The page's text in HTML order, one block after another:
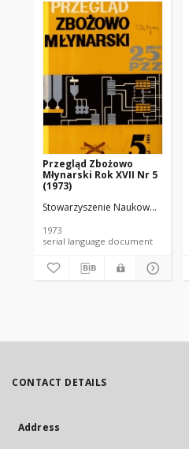
Przegląd Zbożowo
Młynarski Rok XVII Nr 5
(1973)
Stowarzyszenie Naukowo-
1973
serial language document
CONTACT DETAILS
Address